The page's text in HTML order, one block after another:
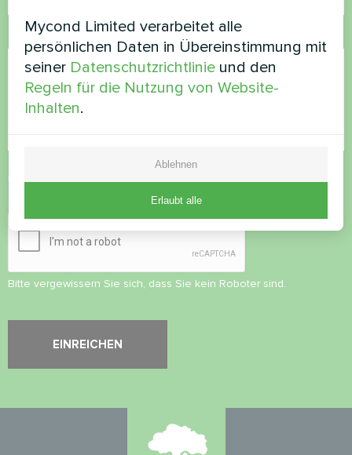
Kommentar
Bitte vergewissern Sie sich, dass Sie kein Roboter sind.
Mycond Limited verarbeitet alle
persönlichen Daten in Übereinstimmung mit
seiner Datenschutzrichtlinie und den
Regeln für die Nutzung von Website-
Inhalten.
Ablehnen
Erlaubt alle